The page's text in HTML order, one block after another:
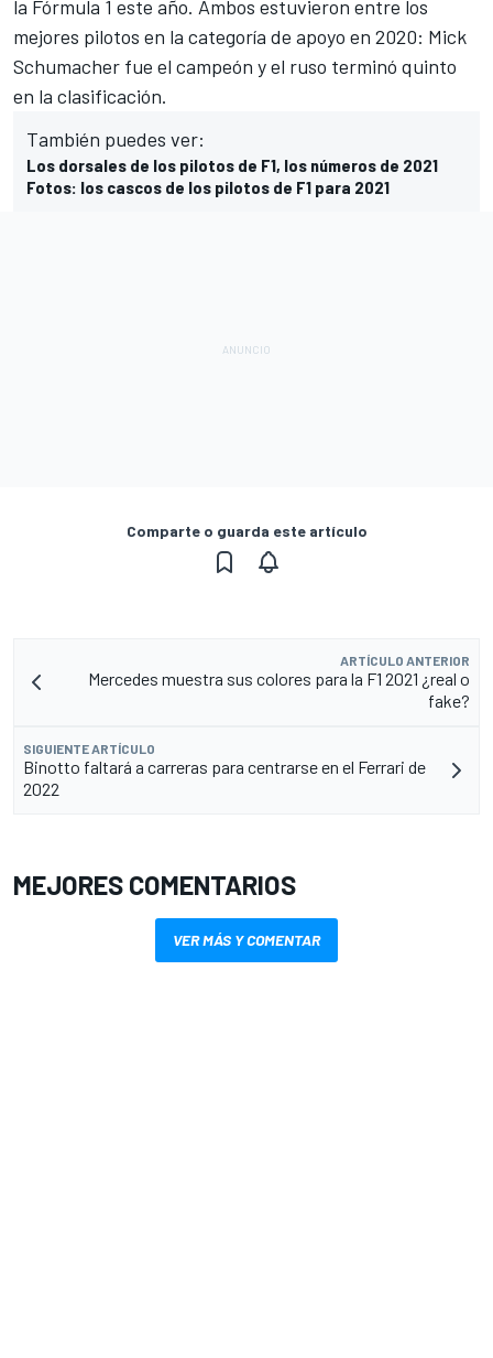
la Fórmula 1 este año. Ambos estuvieron entre los
mejores pilotos en la categoría de apoyo en 2020: Mick
Schumacher fue el campeón y el ruso terminó quinto
en la clasificación.
También puedes ver:
Los dorsales de los pilotos de F1, los números de 2021
Fotos: los cascos de los pilotos de F1 para 2021
Comparte o guarda este artículo
ARTÍCULO ANTERIOR
Mercedes muestra sus colores para la F1 2021 ¿real o
fake?
SIGUIENTE ARTÍCULO
Binotto faltará a carreras para centrarse en el Ferrari de
2022
MEJORES COMENTARIOS
VER MÁS Y COMENTAR